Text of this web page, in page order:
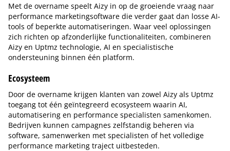
Met de overname speelt Aizy in op de groeiende vraag naar
performance marketingsoftware die verder gaat dan losse AI-
tools of beperkte automatiseringen. Waar veel oplossingen
zich richten op afzonderlijke functionaliteiten, combineren
Aizy en Uptmz technologie, AI en specialistische
ondersteuning binnen één platform.
Ecosysteem
Door de overname krijgen klanten van zowel Aizy als Uptmz
toegang tot één geïntegreerd ecosysteem waarin AI,
automatisering en performance specialisten samenkomen.
Bedrijven kunnen campagnes zelfstandig beheren via
software, samenwerken met specialisten of het volledige
performance marketing traject uitbesteden.